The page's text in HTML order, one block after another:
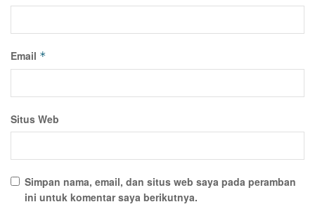
Email *
Situs Web
Simpan nama, email, dan situs web saya pada peramban
ini untuk komentar saya berikutnya.